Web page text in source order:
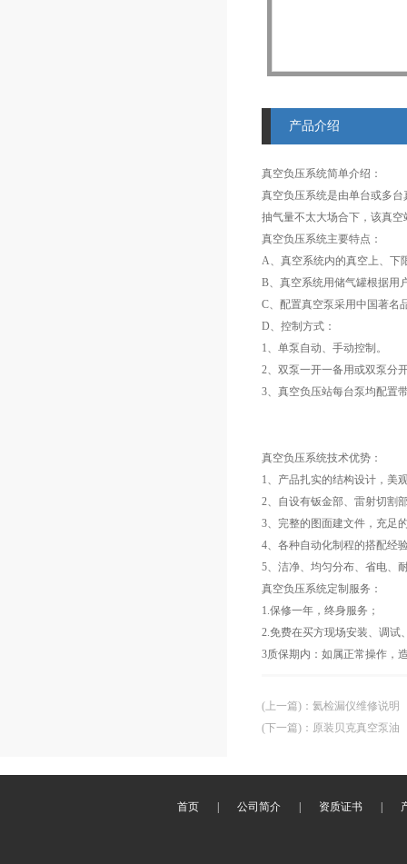
产品介绍
真空负压系统简单介绍：
真空负压系统是由单台或多
抽气量不太大场合下，该真
真空负压系统主要特点：
A、真空系统内的真空上、下
B、真空系统用储气罐根据用
C、配置真空泵采用中国著
D、控制方式：
1、单泵自动、手动控制。
2、双泵一开一备用或双泵分
3、真空负压站每台泵均配置
真空负压系统技术优势：
1、产品扎实的结构设计，美
2、自设有钣金部、雷射切割
3、完整的图面建文件，充足
4、各种自动化制程的搭配经
5、洁净、均匀分布、省电、
真空负压系统定制服务：
1.保修一年，终身服务；
2.免费在买方现场安装、调
3质保期内：如属正常操作，
(上一篇) ： 氦检漏仪维修说明
(下一篇) ： 原装贝克真空泵油
首页 公司简介 资质证书